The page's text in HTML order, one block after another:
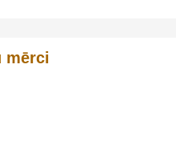
mērci